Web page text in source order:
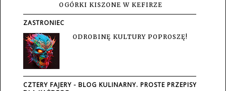
OGÓRKI KISZONE W KEFIRZE
ZASTRONIEC
ODROBINĘ KULTURY POPROSZĘ!
CZTERY FAJERY - BLOG KULINARNY. PROSTE PRZEPISY